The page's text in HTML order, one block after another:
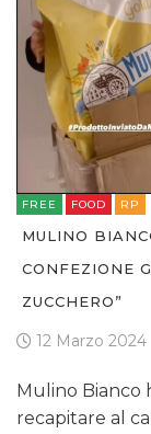
FREE FOOD RP
MULINO
CONFEZIONE
ZUCCHERO”
12 Marzo 2024
Mulino Bianco
recapitare al